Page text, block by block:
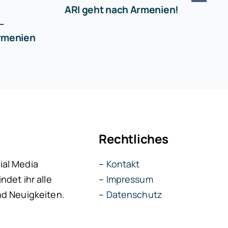
ARI geht nach Armenien!
Media
ihr alle
Neuigkeiten.
Rechtliches
– Kontakt
– Impressum
– Datenschutz